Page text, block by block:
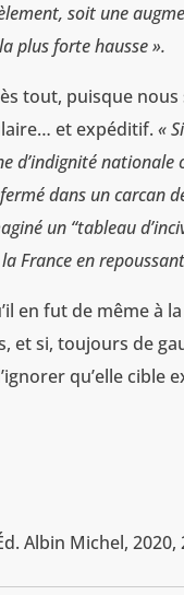
soit une
plus forte hausse ».
tout, puisque
et expéditif. «
d’indignité
dans un carcan
un “tableau
France en
en fut de même à
et si, toujours de
qu’elle cible
Albin Michel,